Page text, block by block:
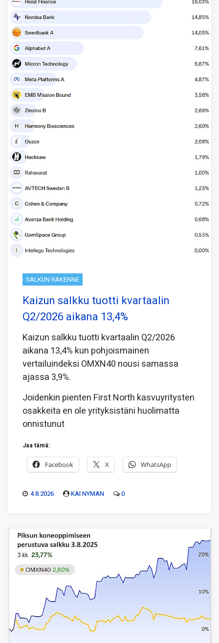
SALKUN RAKENNE
Kaizun salkku tuotti kvartaalin
Q2/2026 aikana 13,4%
Kaizun salkku tuotti kvartaalin Q2/2026
aikana 13,4% kun pohjoismainen
vertailuindeksi OMXN40 nousi samassa
ajassa 3,9%.
Joidenkin pienten First North kasvuyritysten
osakkeita en ole yrityksistäni huolimatta
onnistunut
Jaa tämä:
Facebook X WhatsApp
4.8.2026 KAI NYMAN 0